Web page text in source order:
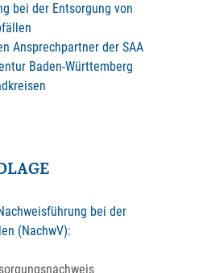
bei der Entsorgung von
Ansprechpartner der SAA
Baden-Württemberg
bei der
(NachwV):